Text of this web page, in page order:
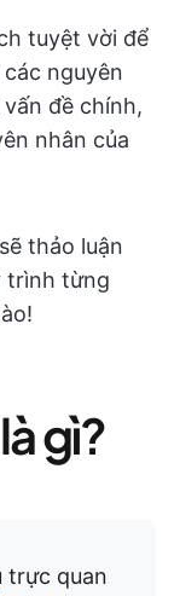
tuyệt vời để
nguyên
đề chính,
nhân của
thảo luận
trình từng
gì?
trực quan